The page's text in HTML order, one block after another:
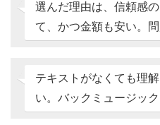
選んだ理由は、信頼感
て、かつ金額も安い。
テキストがなくても理
い。バックミュージッ